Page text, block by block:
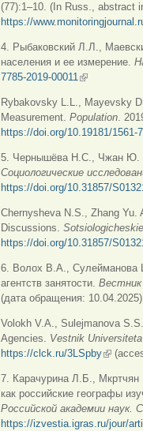
(77):1–10. (In Russ., abstract
https://
4. Рыбаковский Л.Л.,
населения и ее измерение.
7785-2019-00011(внешняя
Rybakovsky L.L., Mayevsky
Measurement. Population.
https://doi.org/10.19181/1561-
5. Чернышёва Н.С., Чжан Ю.
Социологические
https://doi.org/10.31857/
Chernysheva N.S., Zhang Yu.
Discussions.
https://doi.org/10.31857/
6. Волох В.А., Сулейманова
агентств занятости. Вестник
(дата обращения:
Volokh V.A., Sulejmanova
Agencies. Vestnik Universiteta
https://clck.ru/3LSpby
7. Карачурина Л.Б.,
как российские географы
Российской академии наук.
https://izvestia.igras.ru/jour/